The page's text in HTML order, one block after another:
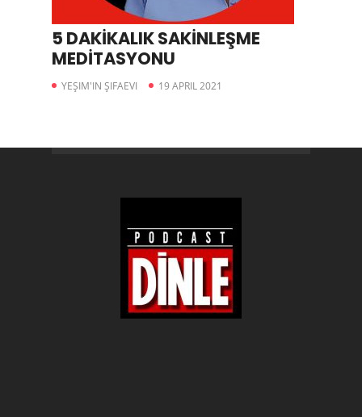
5 DAKİKALIK SAKİNLEŞME
MEDİTASYONU
YEŞIM'IN ŞIFAEVI 19 APRIL 2021